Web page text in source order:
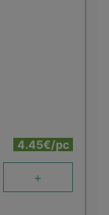
4.45€/pc
+